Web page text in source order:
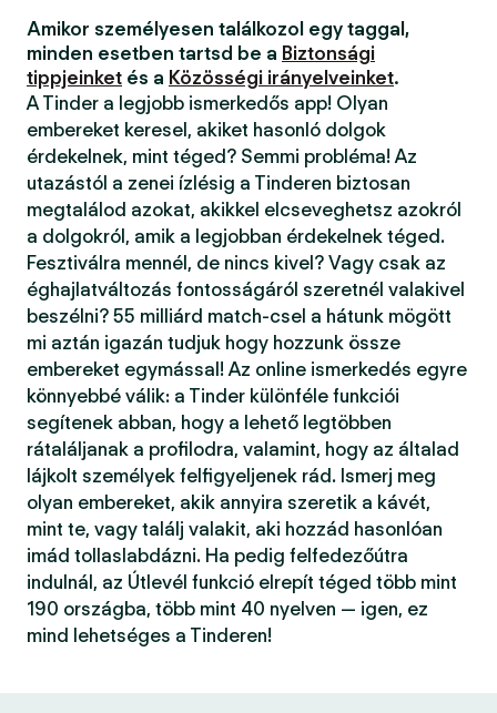
Amikor személyesen találkozol egy taggal,
minden esetben tartsd be a Biztonsági
tippjeinket és a Közösségi irányelveinket.
A Tinder a legjobb ismerkedős app! Olyan
embereket keresel, akiket hasonló dolgok
érdekelnek, mint téged? Semmi probléma! Az
utazástól a zenei ízlésig a Tinderen biztosan
megtalálod azokat, akikkel elcseveghetsz azokról
a dolgokról, amik a legjobban érdekelnek téged.
Fesztiválra mennél, de nincs kivel? Vagy csak az
éghajlatváltozás fontosságáról szeretnél valakivel
beszélni? 55 milliárd match-csel a hátunk mögött
mi aztán igazán tudjuk hogy hozzunk össze
embereket egymással! Az online ismerkedés egyre
könnyebbé válik: a Tinder különféle funkciói
segítenek abban, hogy a lehető legtöbben
rátaláljanak a profilodra, valamint, hogy az általad
lájkolt személyek felfigyeljenek rád. Ismerj meg
olyan embereket, akik annyira szeretik a kávét,
mint te, vagy találj valakit, aki hozzád hasonlóan
imád tollaslabdázni. Ha pedig felfedezőútra
indulnál, az Útlevél funkció elrepít téged több mint
190 országba, több mint 40 nyelven — igen, ez
mind lehetséges a Tinderen!